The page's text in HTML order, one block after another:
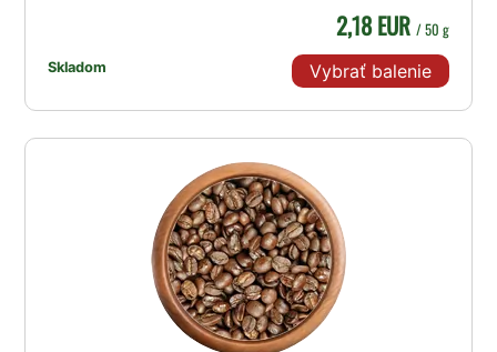
Skladom
2,18 EUR / 50 g
Vybrať balenie